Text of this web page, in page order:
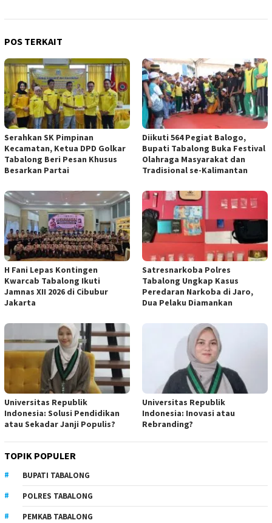
POS TERKAIT
Serahkan SK Pimpinan
Kecamatan, Ketua DPD Golkar
Tabalong Beri Pesan Khusus
Besarkan Partai
Diikuti 564 Pegiat Balogo,
Bupati Tabalong Buka Festival
Olahraga Masyarakat dan
Tradisional se-Kalimantan
H Fani Lepas Kontingen
Kwarcab Tabalong Ikuti
Jamnas XII 2026 di Cibubur
Jakarta
Satresnarkoba Polres
Tabalong Ungkap Kasus
Peredaran Narkoba di Jaro,
Dua Pelaku Diamankan
Universitas Republik
Indonesia: Solusi Pendidikan
atau Sekadar Janji Populis?
Universitas Republik
Indonesia: Inovasi atau
Rebranding?
TOPIK POPULER
BUPATI TABALONG
POLRES TABALONG
PEMKAB TABALONG